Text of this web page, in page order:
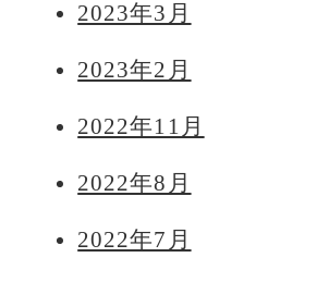
2023年3月
2023年2月
2022年11月
2022年8月
2022年7月